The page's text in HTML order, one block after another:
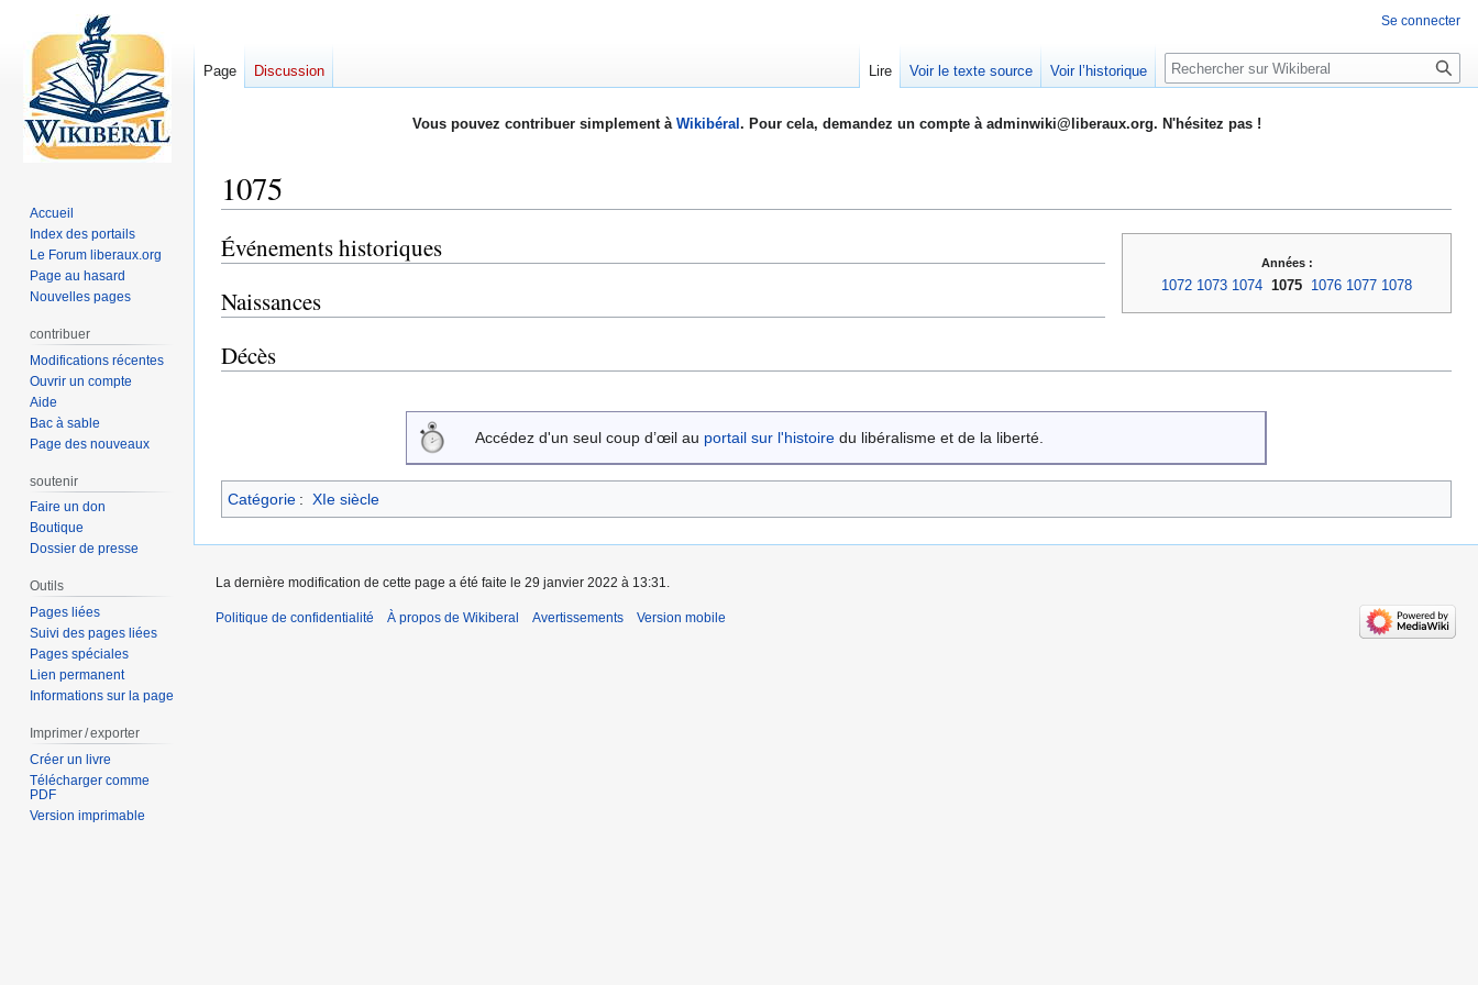
Vous pouvez contribuer simplement à Wikibéral . Pour cela, demandez un compte à adminwiki@liberaux.org. N'hésitez pas !
1075
Aller
à
la
navigation
Aller
à
la
recherche
Années :
1072 1073 1074 1075 1076 1077 1078
Événements historiques
Naissances
Décès
Accédez d'un seul coup d’œil au portail sur l'histoire du libéralisme et de la liberté.
Catégorie : XIe siècle
Se connecter
Page Discussion Lire Voir le texte source Voir l’historique Rechercher
Accueil
Index des portails
Le Forum liberaux.org
Page au hasard
Nouvelles pages
contribuer
Modifications récentes
Ouvrir un compte
Aide
Bac à sable
Page des nouveaux
soutenir
Faire un don
Boutique
Dossier de presse
Outils
Pages liées
Suivi des pages liées
Pages spéciales
Lien permanent
Informations sur la page
Imprimer / exporter
Créer un livre
Télécharger comme
PDF
Version imprimable
La dernière modification de cette page a été faite le 29 janvier 2022 à 13:31.
Politique de confidentialité À propos de Wikiberal Avertissements Version mobile